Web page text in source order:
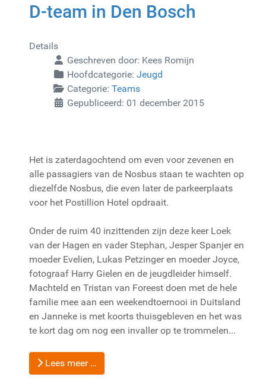
D-team in Den Bosch
Details
Geschreven door: Kees Romijn
Hoofdcategorie: Jeugd
Categorie: Teams
Gepubliceerd: 01 december 2015
Het is zaterdagochtend om even voor zevenen en
alle passagiers van de Nosbus staan te wachten op
diezelfde Nosbus, die even later de parkeerplaats
voor het Postillion Hotel opdraait.
Onder de ruim 40 inzittenden zijn deze keer Loek
van der Hagen en vader Stephan, Jesper Spanjer en
moeder Evelien, Lukas Petzinger en moeder Joyce,
fotograaf Harry Gielen en de jeugdleider himself.
Machteld en Tristan van Foreest doen met de hele
familie mee aan een weekendtoernooi in Duitsland
en Janneke is met koorts thuisgebleven en het was
te kort dag om nog een invaller op te trommelen...
Lees meer …